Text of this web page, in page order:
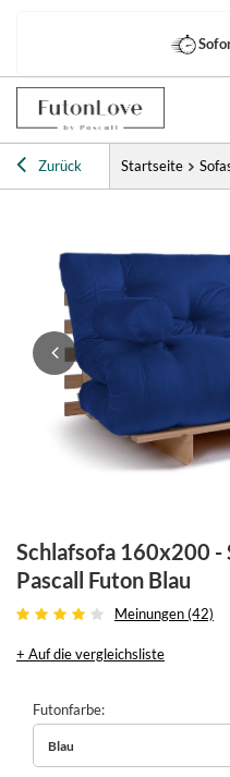
Zurück Startseite
Schlafsofa 160x200 -
Pascall Futon Blau
Meinungen (42)
+ Auf die vergleichsliste
Futonfarbe
Blau